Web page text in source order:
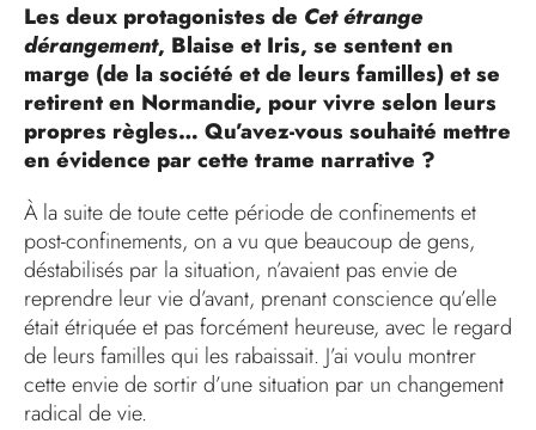
Les deux protagonistes de Cet étrange
dérangement, Blaise et Iris, se sentent en
marge (de la société et de leurs familles) et se
retirent en Normandie, pour vivre selon leurs
propres règles… Qu’avez-vous souhaité mettre
en évidence par cette trame narrative ?
À la suite de toute cette période de confinements et
post-confinements, on a vu que beaucoup de gens,
déstabilisés par la situation, n’avaient pas envie de
reprendre leur vie d’avant, prenant conscience qu’elle
était étriquée et pas forcément heureuse, avec le regard
de leurs familles qui les rabaissait. J’ai voulu montrer
cette envie de sortir d’une situation par un changement
radical de vie.